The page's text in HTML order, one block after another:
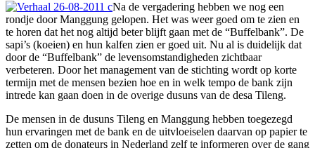
Na de vergadering hebben we nog een
rondje door Manggung gelopen. Het was weer goed om te zien en
te horen dat het nog altijd beter blijft gaan met de “Buffelbank”. De
sapi’s (koeien) en hun kalfen zien er goed uit. Nu al is duidelijk dat
door de “Buffelbank” de levensomstandigheden zichtbaar
verbeteren. Door het management van de stichting wordt op korte
termijn met de mensen bezien hoe en in welk tempo de bank zijn
intrede kan gaan doen in de overige dusuns van de desa Tileng.
De mensen in de dusuns Tileng en Manggung hebben toegezegd
hun ervaringen met de bank en de uitvloeiselen daarvan op papier te
zetten om de donateurs in Nederland zelf te informeren over de gang